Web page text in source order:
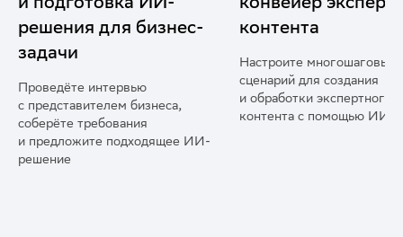
контента
Настроите многошаговый
сценарий для создания
и обработки экспертного
контента с помощью ИИ
Соберёте базу промптов,
инструкций, ИИ-
и документации для
использования